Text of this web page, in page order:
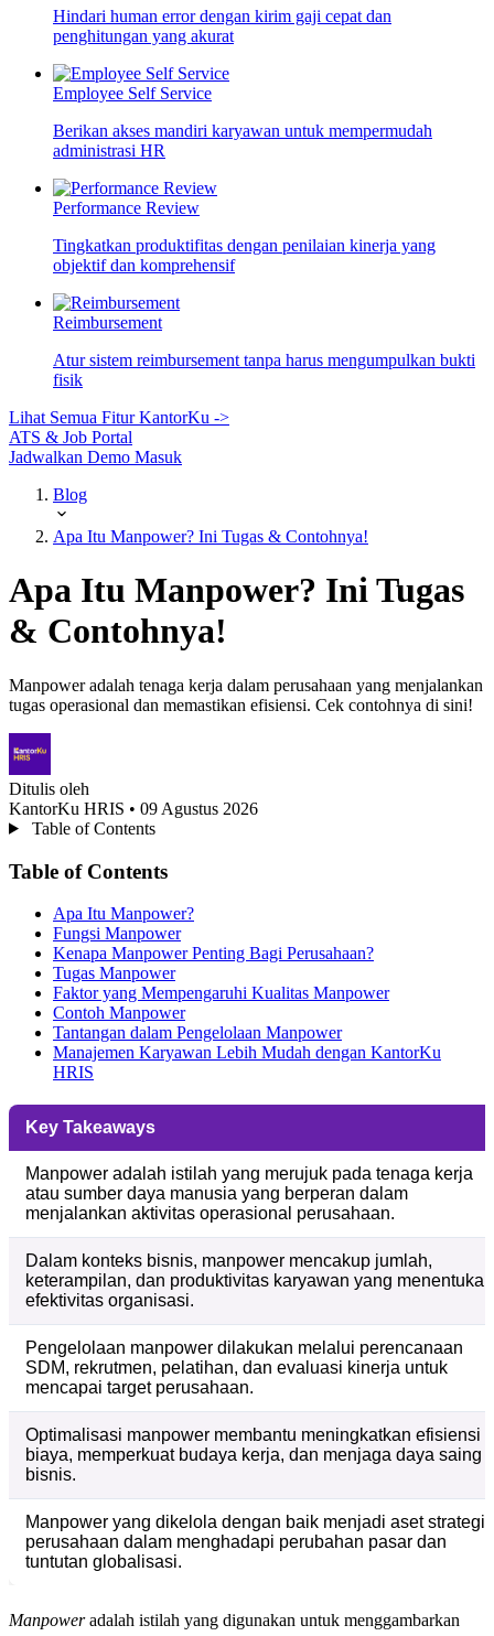
Hindari human error dengan kirim gaji cepat dan
penghitungan yang akurat
Employee Self Service
Berikan akses mandiri karyawan untuk mempermudah
administrasi HR
Performance Review
Tingkatkan produktifitas dengan penilaian kinerja yang
objektif dan komprehensif
Reimbursement
Atur sistem reimbursement tanpa harus mengumpulkan bukti
fisik
Lihat Semua Fitur KantorKu ->
ATS & Job Portal
Jadwalkan Demo Masuk
Blog
Apa Itu Manpower? Ini Tugas & Contohnya!
Apa Itu Manpower? Ini Tugas
& Contohnya!
Manpower adalah tenaga kerja dalam perusahaan yang menjalankan
tugas operasional dan memastikan efisiensi. Cek contohnya di sini!
Ditulis oleh
KantorKu HRIS • 09 Agustus 2026
Table of Contents
Table of Contents
Apa Itu Manpower?
Fungsi Manpower
Kenapa Manpower Penting Bagi Perusahaan?
Tugas Manpower
Faktor yang Mempengaruhi Kualitas Manpower
Contoh Manpower
Tantangan dalam Pengelolaan Manpower
Manajemen Karyawan Lebih Mudah dengan KantorKu
HRIS
Key Takeaways
Manpower adalah istilah yang merujuk pada tenaga kerja
atau sumber daya manusia yang berperan dalam
menjalankan aktivitas operasional perusahaan.
Dalam konteks bisnis, manpower mencakup jumlah,
keterampilan, dan produktivitas karyawan yang menentukan
efektivitas organisasi.
Pengelolaan manpower dilakukan melalui perencanaan
SDM, rekrutmen, pelatihan, dan evaluasi kinerja untuk
mencapai target perusahaan.
Optimalisasi manpower membantu meningkatkan efisiensi
biaya, memperkuat budaya kerja, dan menjaga daya saing
bisnis.
Manpower yang dikelola dengan baik menjadi aset strategis
perusahaan dalam menghadapi perubahan pasar dan
tuntutan globalisasi.
Manpoweradalah istilah yang digunakan untuk menggambarkan